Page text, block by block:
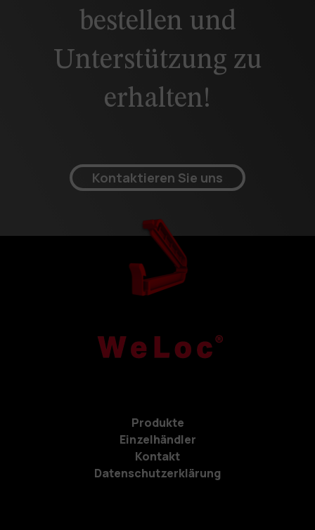
bestellen und
Unterstützung zu
erhalten!
Kontaktieren Sie uns
Produkte
Einzelhändler
Kontakt
Datenschutzerklärung